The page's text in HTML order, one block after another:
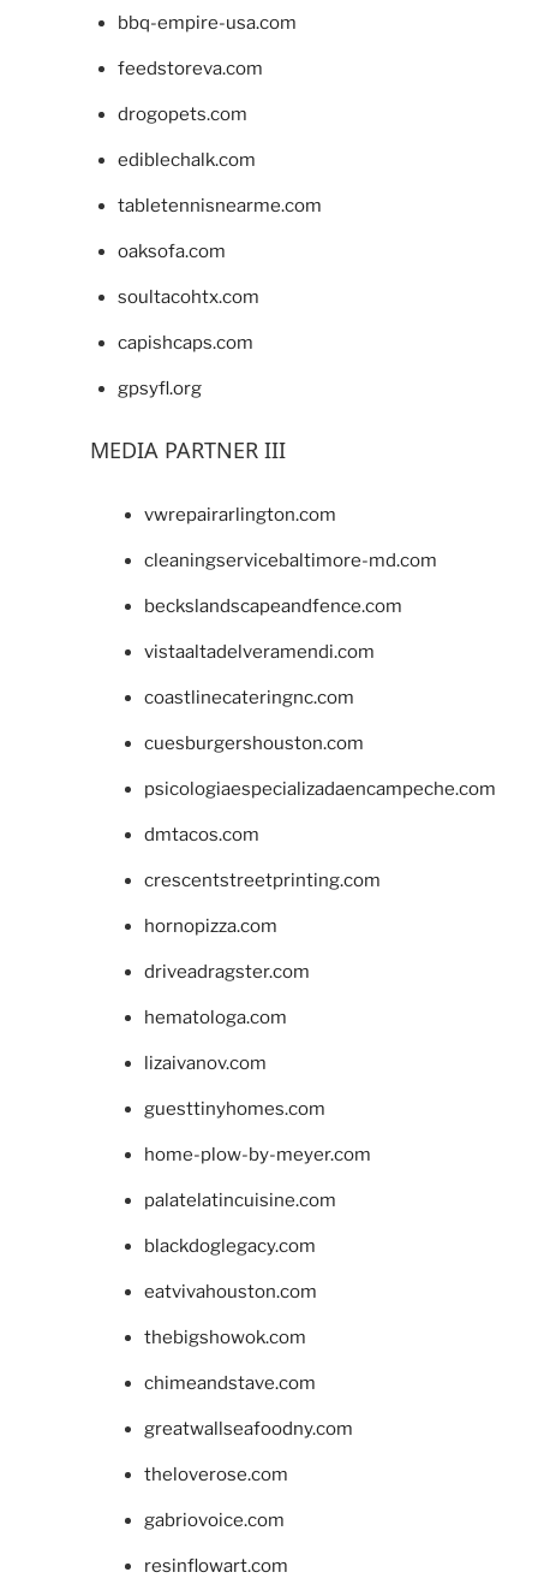
bbq-empire-usa.com
feedstoreva.com
drogopets.com
ediblechalk.com
tabletennisnearme.com
oaksofa.com
soultacohtx.com
capishcaps.com
gpsyfl.org
MEDIA PARTNER III
vwrepairarlington.com
cleaningservicebaltimore-md.com
beckslandscapeandfence.com
vistaaltadelveramendi.com
coastlinecateringnc.com
cuesburgershouston.com
psicologiaespecializadaencampeche.com
dmtacos.com
crescentstreetprinting.com
hornopizza.com
driveadragster.com
hematologa.com
lizaivanov.com
guesttinyhomes.com
home-plow-by-meyer.com
palatelatincuisine.com
blackdoglegacy.com
eatvivahouston.com
thebigshowok.com
chimeandstave.com
greatwallseafoodny.com
theloverose.com
gabriovoice.com
resinflowart.com